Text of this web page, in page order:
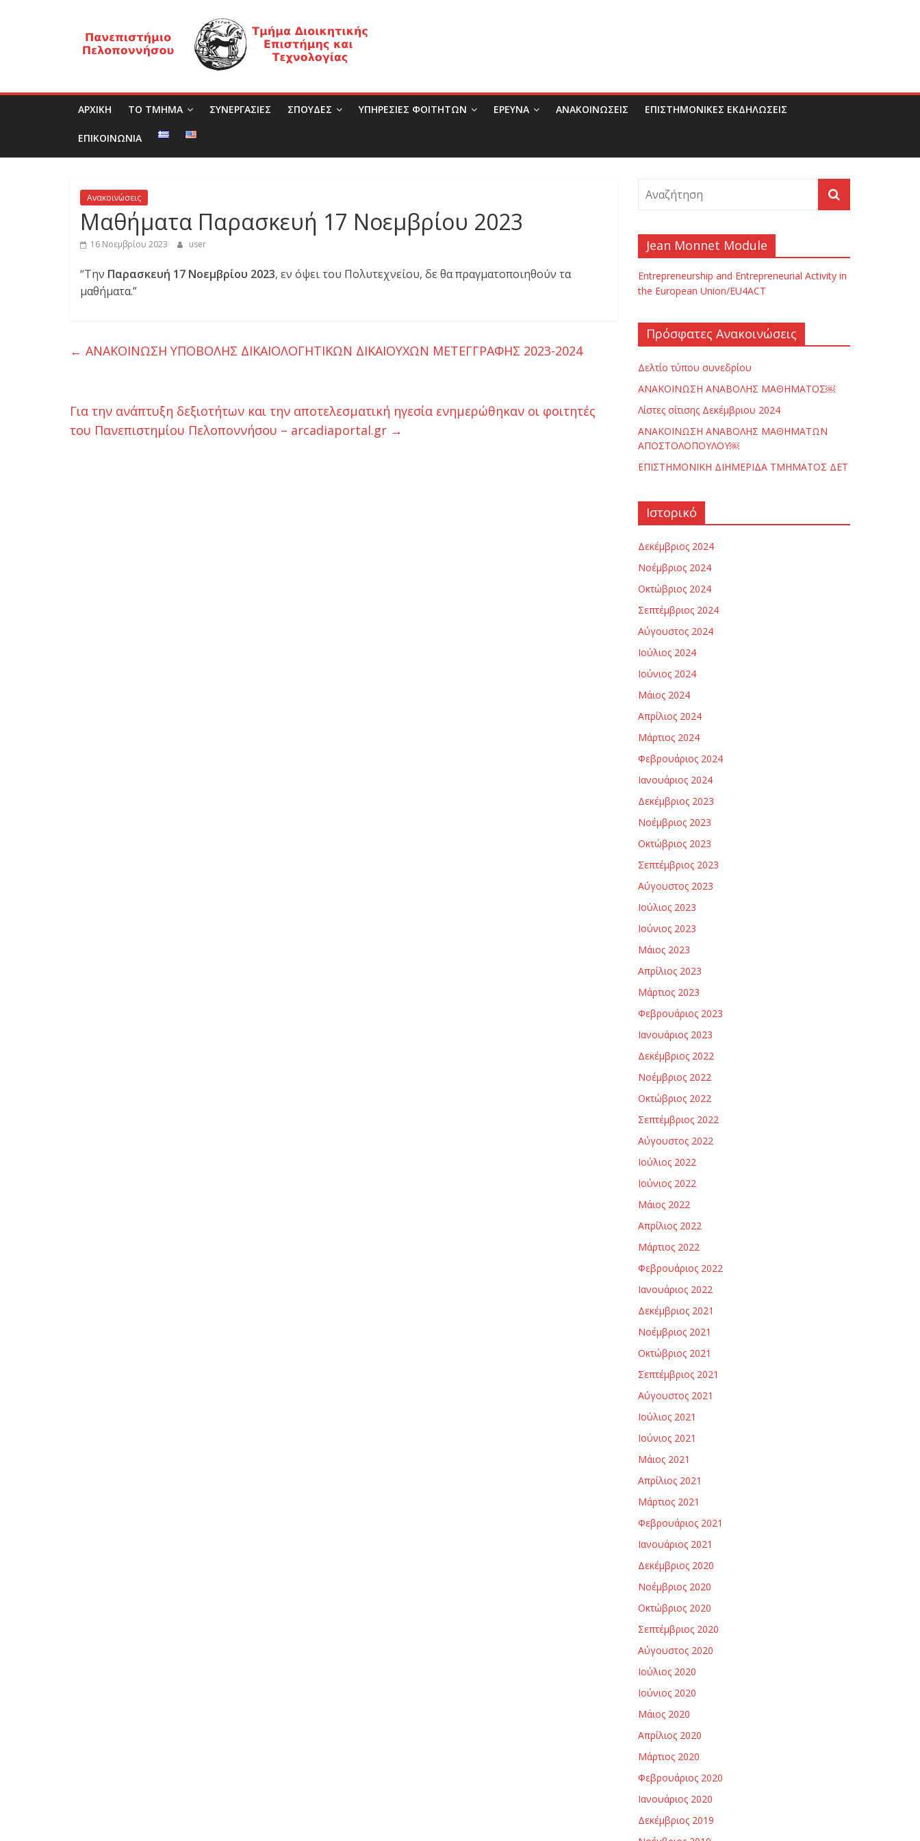
Τ
ή
μ
α
Δ
ο
η
τ
ΑΡΧΙΚΗ ΤΟ ΤΜΗΜΑ ΣΥΝΕΡΓΑΣΙΕΣ ΣΠΟΥΔΕΣ ΥΠΗΡΕΣΙΕΣ ΦΟΙΤΗΤΩΝ ΈΡΕΥΝΑ ΑΝΑΚΟΙΝΩΣΕΙΣ ΕΠΙΣΤΗΜΟΝΙΚΕΣ ΕΚΔΗΛΩΣΕΙΣ
ΕΠΙΚΟΙΝΩΝΙΑ
Ανακοινώσεις
Μαθήματα Παρασκευή 17 Νοεμβρίου 2023
16 Νοεμβρίου 2023 user
“Την Παρασκευή 17 Νοεμβρίου 2023, εν όψει του Πολυτεχνείου, δε θα πραγματοποιηθούν τα
μαθήματα.”
← ΑΝΑΚΟΙΝΩΣΗ ΥΠΟΒΟΛΗΣ ΔΙΚΑΙΟΛΟΓΗΤΙΚΩΝ ΔΙΚΑΙΟΥΧΩΝ ΜΕΤΕΓΓΡΑΦΗΣ 2023-2024
Για την ανάπτυξη δεξιοτήτων και την αποτελεσματική ηγεσία ενημερώθηκαν οι φοιτητές
του Πανεπιστημίου Πελοποννήσου – arcadiaportal.gr →
Jean Monnet Module
Entrepreneurship and Entrepreneurial Activity in
the European Union/EU4ACT
Πρόσφατες Ανακοινώσεις
Δελτίο τύπου συνεδρίου
ΑΝΑΚΟΙΝΩΣΗ ΑΝΑΒΟΛΗΣ ΜΑΘΗΜΑΤΟΣ￼
Λίστες σίτισης Δεκέμβριου 2024
ΑΝΑΚΟΙΝΩΣΗ ΑΝΑΒΟΛΗΣ ΜΑΘΗΜΑΤΩΝ
ΑΠΟΣΤΟΛΟΠΟΥΛΟΥ￼
ΕΠΙΣΤΗΜΟΝΙΚΗ ΔΙΗΜΕΡΙΔΑ ΤΜΗΜΑΤΟΣ ΔΕΤ
Ιστορικό
Δεκέμβριος 2024
Νοέμβριος 2024
Οκτώβριος 2024
Σεπτέμβριος 2024
Αύγουστος 2024
Ιούλιος 2024
Ιούνιος 2024
Μάιος 2024
Απρίλιος 2024
Μάρτιος 2024
Φεβρουάριος 2024
Ιανουάριος 2024
Δεκέμβριος 2023
Νοέμβριος 2023
Οκτώβριος 2023
Σεπτέμβριος 2023
Αύγουστος 2023
Ιούλιος 2023
Ιούνιος 2023
Μάιος 2023
Απρίλιος 2023
Μάρτιος 2023
Φεβρουάριος 2023
Ιανουάριος 2023
Δεκέμβριος 2022
Νοέμβριος 2022
Οκτώβριος 2022
Σεπτέμβριος 2022
Αύγουστος 2022
Ιούλιος 2022
Ιούνιος 2022
Μάιος 2022
Απρίλιος 2022
Μάρτιος 2022
Φεβρουάριος 2022
Ιανουάριος 2022
Δεκέμβριος 2021
Νοέμβριος 2021
Οκτώβριος 2021
Σεπτέμβριος 2021
Αύγουστος 2021
Ιούλιος 2021
Ιούνιος 2021
Μάιος 2021
Απρίλιος 2021
Μάρτιος 2021
Φεβρουάριος 2021
Ιανουάριος 2021
Δεκέμβριος 2020
Νοέμβριος 2020
Οκτώβριος 2020
Σεπτέμβριος 2020
Αύγουστος 2020
Ιούλιος 2020
Ιούνιος 2020
Μάιος 2020
Απρίλιος 2020
Μάρτιος 2020
Φεβρουάριος 2020
Ιανουάριος 2020
Δεκέμβριος 2019